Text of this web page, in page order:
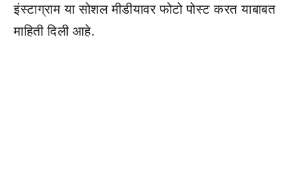
इंस्टाग्राम या सोशल मीडीयावर फोटो पोस्ट करत याबाबत
माहिती दिली आहे.